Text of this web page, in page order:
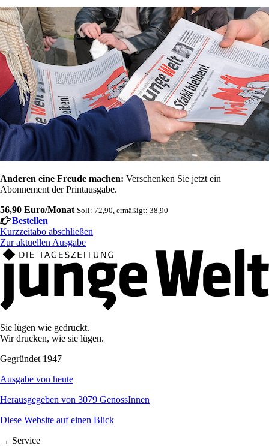
Anderen eine Freude machen: Verschenken Sie jetzt ein
Abonnement der Printausgabe.
56,90 Euro/Monat Soli: 72,90, ermäßigt: 38,90
Bestellen
Kurzzeitabo abschließen
Zur aktuellen Ausgabe
Sie lügen wie gedruckt.
Wir drucken, wie sie lügen.
Gegründet 1947
Ausgabe von heute
Herausgegeben von 3079 GenossInnen
Diese Website auf einen Blick
→ Service